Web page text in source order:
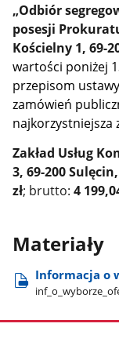
„Odbiór
posesji
Kościelny 1, 69-
wartości poniżej
przepisom
zamówień
najkorzystniejsza
Zakład Usług
3, 69-200 Sulęcin,
zł; brutto:4
Materiały
Informacja o